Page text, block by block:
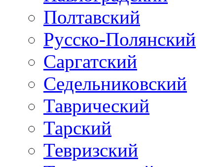
Полтавский
Русско-Полянский
Саргатский
Седельниковский
Таврический
Тарский
Тевризский